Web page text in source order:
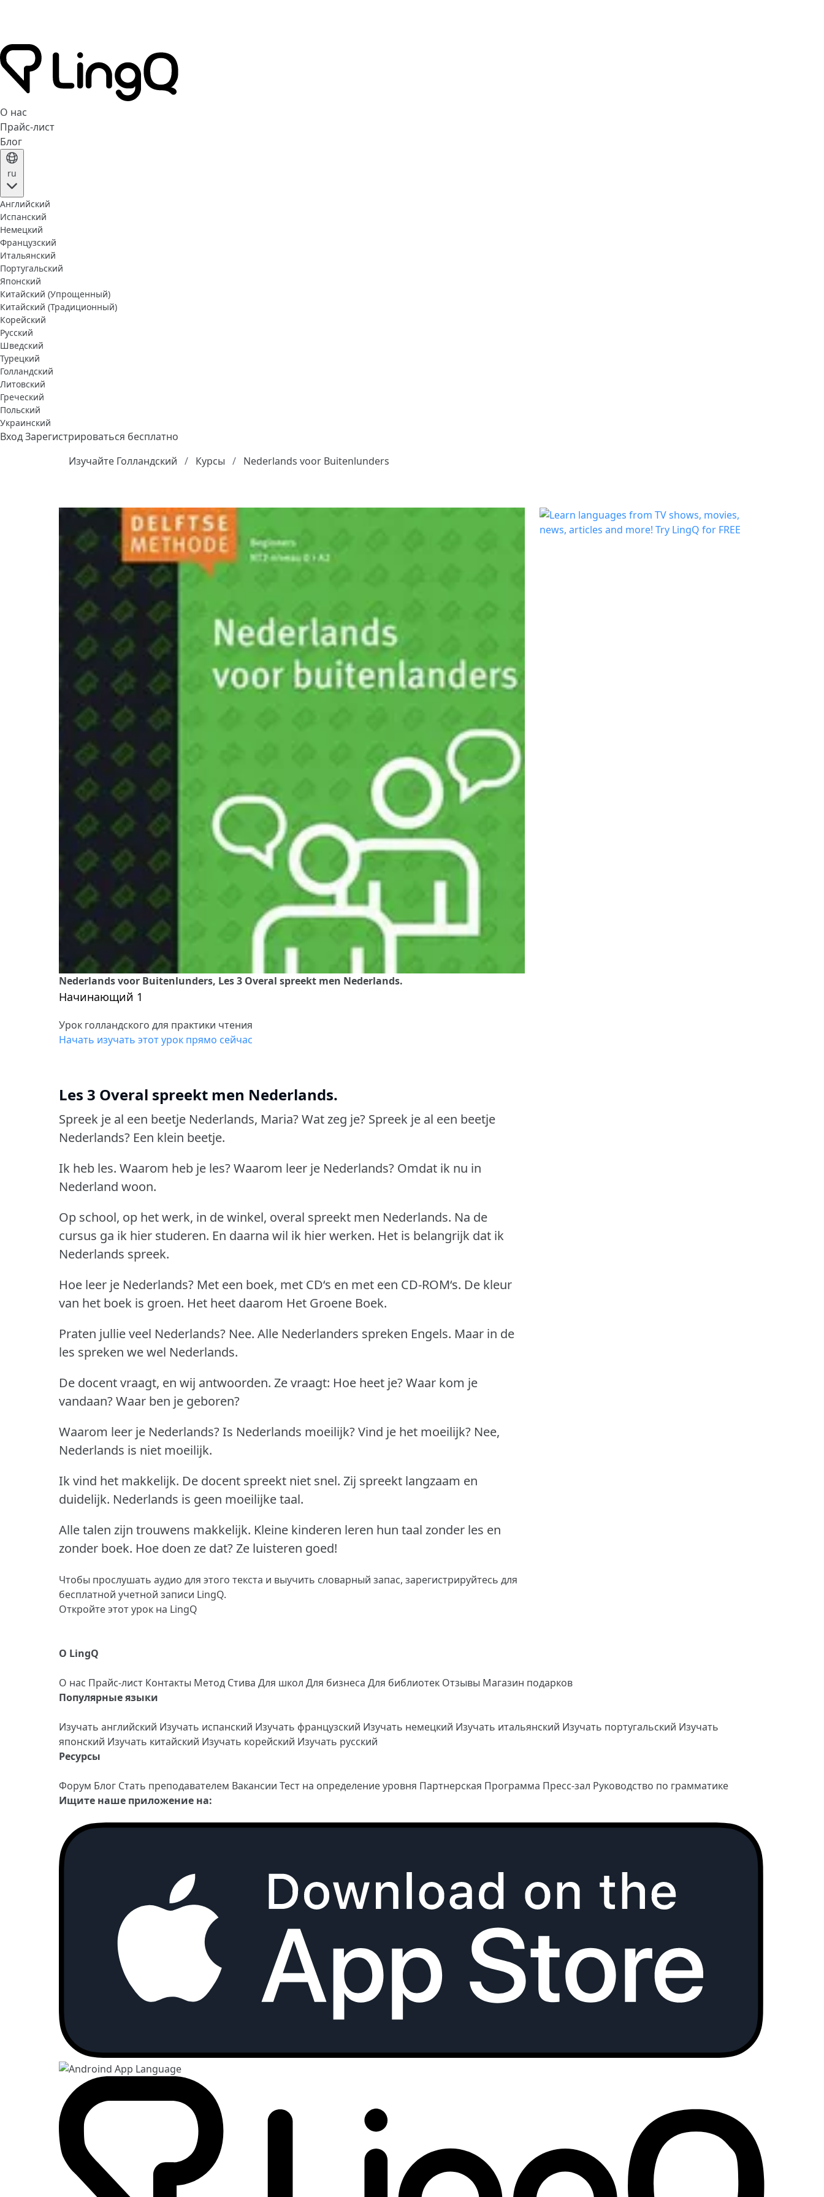
О нас
Прайс-лист
Блог
ru
Английский
Испанский
Немецкий
Французский
Итальянский
Португальский
Японский
Китайский (Упрощенный)
Китайский (Традиционный)
Корейский
Русский
Шведский
Турецкий
Голландский
Литовский
Греческий
Польский
Украинский
ВходЗарегистрироваться бесплатно
Изучайте Голландский
Курсы Nederlands voor Buitenlunders
Nederlands voor Buitenlunders, Les 3 Overal spreekt men Nederlands.
Начинающий 1
Урок голландского для практики чтения
Начать изучать этот урок прямо сейчас
Les 3 Overal spreekt men Nederlands.
Spreek je al een beetje Nederlands, Maria?Wat zeg je? Spreek je al een beetje
Nederlands? Een klein beetje.
Ik heb les. Waarom heb je les?Waarom leer je Nederlands? Omdat ik nu in
Nederland woon.
Op school, op het werk, in de winkel, overal spreekt men Nederlands. Na de
cursus ga ik hier studeren. En daarna wil ik hier werken. Het is belangrijk dat ik
Nederlands spreek.
Hoe leer je Nederlands? Met een boek, met CD‘s en met een CD-ROM‘s. De kleur
van het boek is groen. Het heet daarom Het Groene Boek.
Praten jullie veel Nederlands? Nee. Alle Nederlanders spreken Engels. Maar in de
les spreken we wel Nederlands.
De docent vraagt, en wij antwoorden. Ze vraagt: Hoe heet je?Waar kom je
vandaan?Waar ben je geboren?
Waarom leer je Nederlands?Is Nederlands moeilijk?Vind je het moeilijk? Nee,
Nederlands is niet moeilijk.
Ik vind het makkelijk. De docent spreekt niet snel. Zij spreekt langzaam en
duidelijk. Nederlands is geen moeilijke taal.
Alle talen zijn trouwens makkelijk. Kleine kinderen leren hun taal zonder les en
zonder boek. Hoe doen ze dat?Ze luisteren goed!
Чтобы прослушать аудио для этого текста и выучить словарный запас, зарегистрируйтесь для
бесплатной учетной записи LingQ.
Откройте этот урок на LingQ
О LingQ
О нас Прайс-лист Контакты Метод Стива Для школ Для бизнеса Для библиотек Отзывы Магазин подарков
Популярные языки
Изучать английский Изучать испанский Изучать французский Изучать немецкий Изучать итальянский Изучать португальский Изучать
японский Изучать китайский Изучать корейский Изучать русский
Ресурсы
Форум Блог Стать преподавателем Вакансии Тест на определение уровня Партнерская Программа Пресс-зал Руководство по грамматике
Ищите наше приложение на: